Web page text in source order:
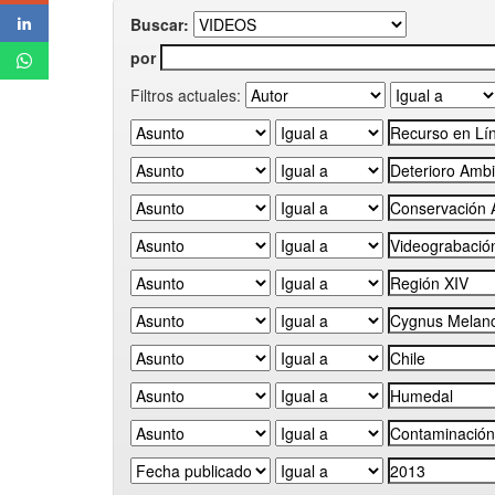
Buscar:
por
Filtros actuales: